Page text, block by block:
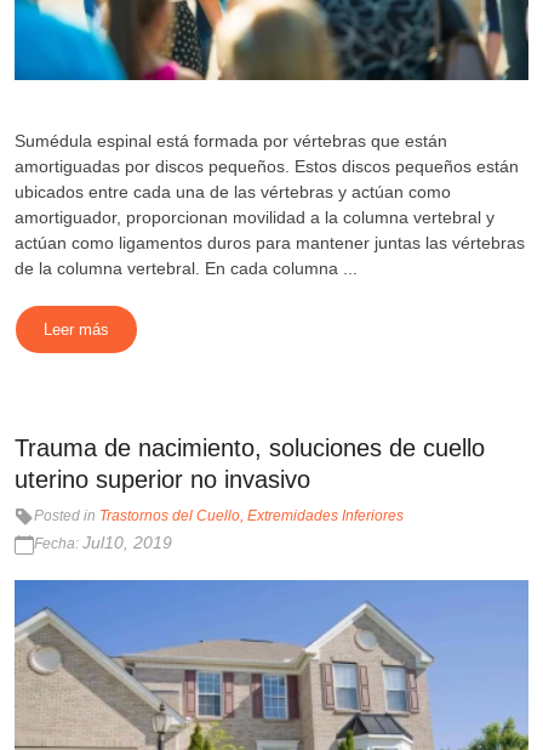
Sumédula espinal está formada por vértebras que están
amortiguadas por discos pequeños. Estos discos pequeños están
ubicados entre cada una de las vértebras y actúan como
amortiguador, proporcionan movilidad a la columna vertebral y
actúan como ligamentos duros para mantener juntas las vértebras
de la columna vertebral. En cada columna ...
Leer más
Trauma de nacimiento, soluciones de cuello
uterino superior no invasivo
Posted in Trastornos del Cuello Extremidades Inferiores
Fecha: Jul10, 2019